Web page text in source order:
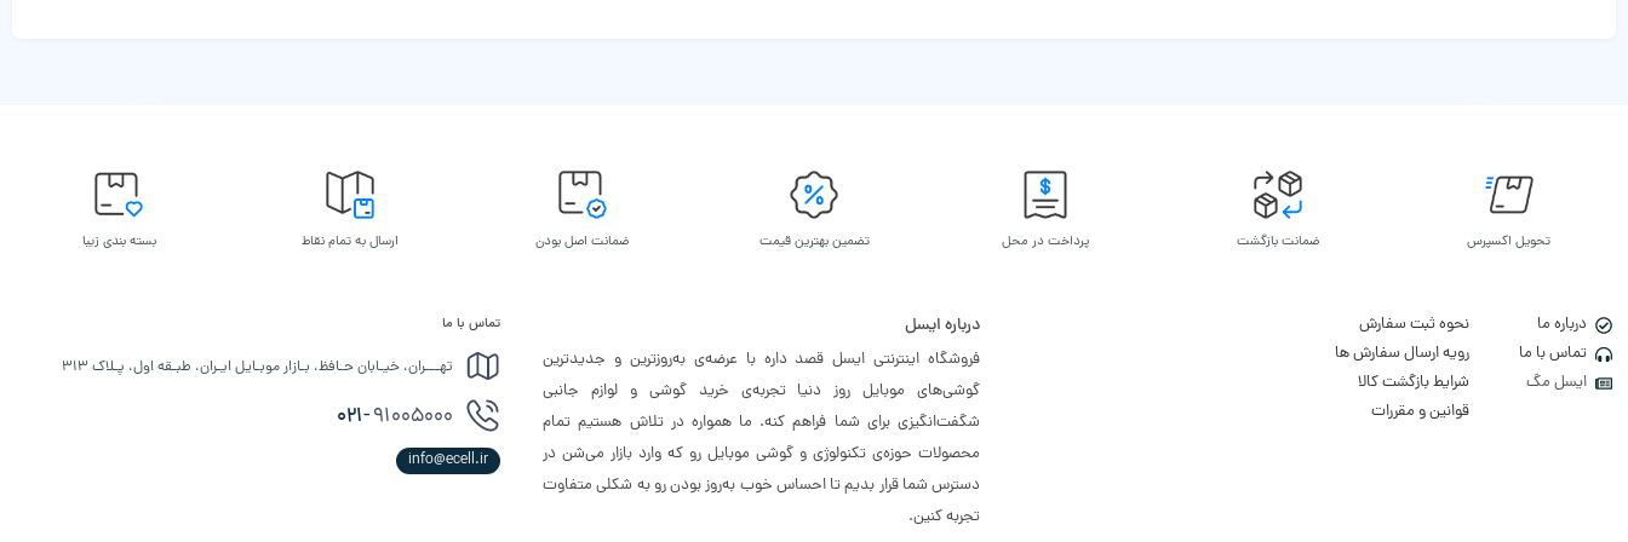
تحویل اکسپرس ضمانت بازگشت پرداخت در محل تضمین بهترین قیمت ضمانت اصل بودن ارسال به تمام نقاط بسته بندی زیبا
درباره ما
تماس با ما
ایسل مگ
نحوه ثبت سفارش
رویه ارسال سفارش ها
شرایط بازگشت کالا
قوانین و مقررات
درباره ایسل
فروشگاه اینترنتی ایسل قصد داره با عرضه‌ی به‌روزترین و جدیدترین
گوشی‌های موبایل روز دنیا تجربه‌ی خرید گوشی و لوازم جانبی
شگفت‌انگیزی برای شما فراهم کنه. ما همواره در تلاش هستیم تمام
محصولات حوزه‌ی تکنولوژی و گوشی موبایل رو که وارد بازار می‌شن در
دسترس شما قرار بدیم تا احساس خوب به‌روز بودن رو به شکلی متفاوت
تجربه کنین.
تماس با ما
تهـــران، خیـابان حـافظ، بـازار موبـایل ایـران، طبـقه اول، پـلاک ۳۱۳
021-91005000
info@ecell.ir